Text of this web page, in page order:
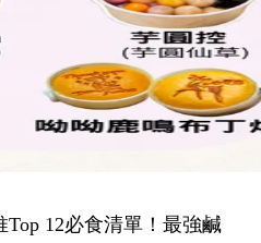
Top 12必食清單！最強鹹